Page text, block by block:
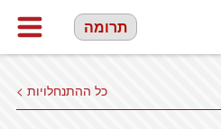
תרומה
כל ההתנחלויות >